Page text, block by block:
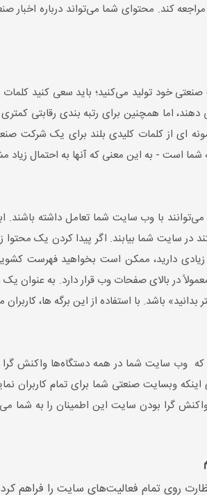
مراجعه کند. محتوای شما می‌تواند درباره
اما همچنین برای رتبه بندی رقابتی
ای از کلمات کلیدی بلند برای یک
است - به این معنی که آنها به احتمال زیاد
با وب سایت شما تعامل داشته باشند.
در سایت شما بیابند. اگر پیدا کردن یک
دارید، ممکن است بخواهید فهرست
معمولاً در بالای صفحات وب قرار دارد. به
باشد. با استفاده از این برگه ها،
وب سایت شما در همه دستگاه‌ها واکنش گرا
اینکه وبسایت صنعتی‌ شما برای تمام
واکنش گرا بودن سایت این اطمینان را به
روی تمام فعالیت‌های سایت را فراهم